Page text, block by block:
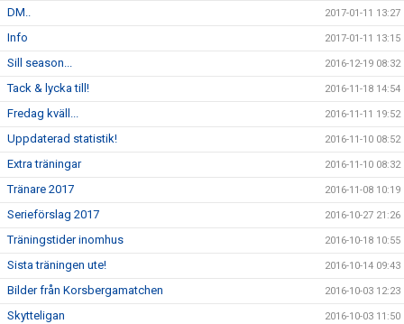
DM.. 2017-01-11 13:27
Info 2017-01-11 13:15
Sill season... 2016-12-19 08:32
Tack & lycka till! 2016-11-18 14:54
Fredag kväll... 2016-11-11 19:52
Uppdaterad statistik! 2016-11-10 08:52
Extra träningar 2016-11-10 08:32
Tränare 2017 2016-11-08 10:19
Serieförslag 2017 2016-10-27 21:26
Träningstider inomhus 2016-10-18 10:55
Sista träningen ute! 2016-10-14 09:43
Bilder från Korsbergamatchen 2016-10-03 12:23
Skytteligan 2016-10-03 11:50